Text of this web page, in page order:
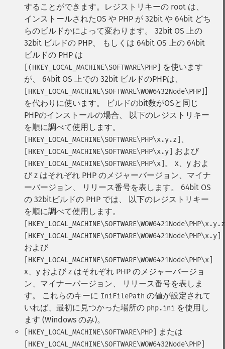
することができます。レジストリキーの root は、
インストールされたOS や PHP が 32bit や 64bit どち
らのビルドかによって変わります。 32bit OS 上の
32bit ビルドの PHP、 もしくは 64bit OS 上の 64bit
ビルドの PHP は
[(HKEY_LOCAL_MACHINE\SOFTWARE\PHP]
を使います
が、 64bit OS 上での 32bit ビルドのPHPは、
[HKEY_LOCAL_MACHINE\SOFTWARE\WOW6432Node\PHP] ]
を代わりに使います。 ビルドのbit数がOSと同じ
PHPのインストールの場合、 以下のレジストリキー
を順に調べて使用します。
[HKEY_LOCAL_MACHINE\SOFTWARE\PHP\x.y.z] 、
[HKEY_LOCAL_MACHINE\SOFTWARE\PHP\x.y] および
[HKEY_LOCAL_MACHINE\SOFTWARE\PHP\x] 。 x、y およ
び z はそれぞれ PHP のメジャーバージョン、マイナ
ーバージョン、 リリース番号を表します。 64bit OS
の 32bitビルドの PHP では、 以下のレジストリキー
を順に調べて使用します。
[HKEY_LOCAL_MACHINE\SOFTWARE\WOW6421Node\PHP\x.y]
および
[HKEY_LOCAL_MACHINE\SOFTWARE\WOW6421Node\PHP\x]
x、y および z はそれぞれ PHP のメジャーバージョ
ン、マイナーバージョン、 リリース番号を表しま
す。 これらのキーに IniFilePath の値が設定されて
いれば、最初に見つかった場所の php.ini を使用し
ます (Windows のみ)。
[HKEY_LOCAL_MACHINE\SOFTWARE\PHP] または
[HKEY_LOCAL_MACHINE\SOFTWARE\WOW6432Node\PHP]